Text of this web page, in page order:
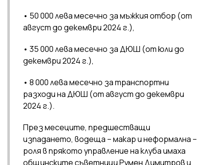
• 50 000 лева месечно за мъжкия отбор (от
август до декември 2024 г.),
• 35 000 лева месечно за ДЮШ (от юли до
декември 2024 г.),
• 8 000 лева месечно за транспортни
разходи на ДЮШ (от август до декември
2024 г.).
През месеците, предшестващи
изпадането, водеща – макар и неформална –
роля в прякото управление на клуба имаха
общинските съветници Румен Димитров и